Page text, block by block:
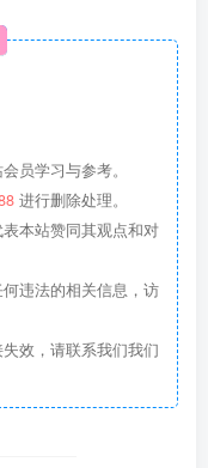
员学习与参考。
进行删除处理。
本站赞同其观点和对
违法的相关信息，访
效，请联系我们我们